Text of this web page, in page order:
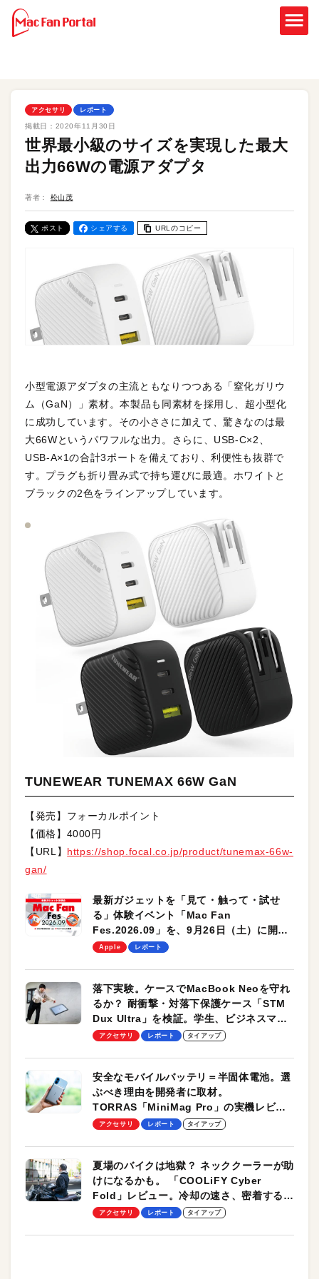
アクセサリ レポート
掲載日： 2020年11月30日
世界最小級のサイズを実現した最大
出力66Wの電源アダプタ
著者： 松山茂
ポスト シェアする URLのコピー
小型電源アダプタの主流ともなりつつある「窒化ガリウ
ム（GaN）」素材。本製品も同素材を採用し、超小型化
に成功しています。その小ささに加えて、驚きなのは最
大66Wというパワフルな出力。さらに、USB-C×2、
USB-A×1の合計3ポートを備えており、利便性も抜群で
す。プラグも折り畳み式で持ち運びに最適。ホワイトと
ブラックの2色をラインアップしています。
TUNEWEAR TUNEMAX 66W GaN
【発売】フォーカルポイント
【価格】4000円
【URL】 https://shop.focal.co.jp/product/tunemax-66w-
gan/
最新ガジェットを「見て・触って・試せ
る」体験イベント「Mac Fan
Fes.2026.09」を、9月26日（土）に開催
します！
Apple レポート
落下実験。ケースでMacBook Neoを守れ
るか？ 耐衝撃・対落下保護ケース「STM
Dux Ultra」を検証。学生、ビジネスマン
のモバイルユースに最適！
アクセサリ レポート タイアップ
安全なモバイルバッテリ＝半固体電池。選
ぶべき理由を開発者に取材。
TORRAS「MiniMag Pro」の実機レビュ
ーも
アクセサリ レポート タイアップ
夏場のバイクは地獄？ ネッククーラーが助
けになるかも。 「COOLiFY Cyber
Fold」レビュー。冷却の速さ、密着する冷
却プレート、シンプルな操作性がグッド！
アクセサリ レポート タイアップ